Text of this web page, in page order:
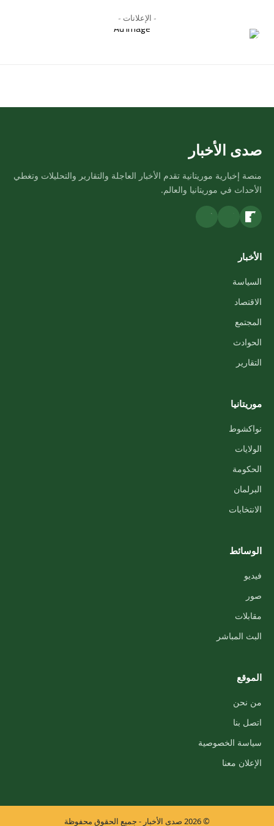
- الإعلانات -
صدى الأخبار
منصة إخبارية موريتانية تقدم الأخبار العاجلة والتقارير والتحليلات وتغطي
الأحداث في موريتانيا والعالم.
الأخبار
السياسة
الاقتصاد
المجتمع
الحوادث
التقارير
موريتانيا
نواكشوط
الولايات
الحكومة
البرلمان
الانتخابات
الوسائط
فيديو
صور
مقابلات
البث المباشر
الموقع
من نحن
اتصل بنا
سياسة الخصوصية
الإعلان معنا
© 2026 صدى الأخبار - جميع الحقوق محفوظة